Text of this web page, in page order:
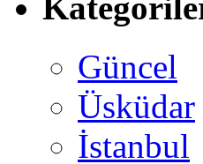
Güncel
Üsküdar
İstanbul